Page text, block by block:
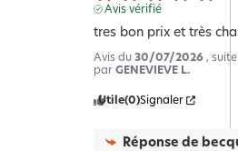
Avis vérifié
tres bon prix et très
Avis du 30/07/2026 ,
par GENEVIEVE L.
Utile(0)Signaler
Réponse de